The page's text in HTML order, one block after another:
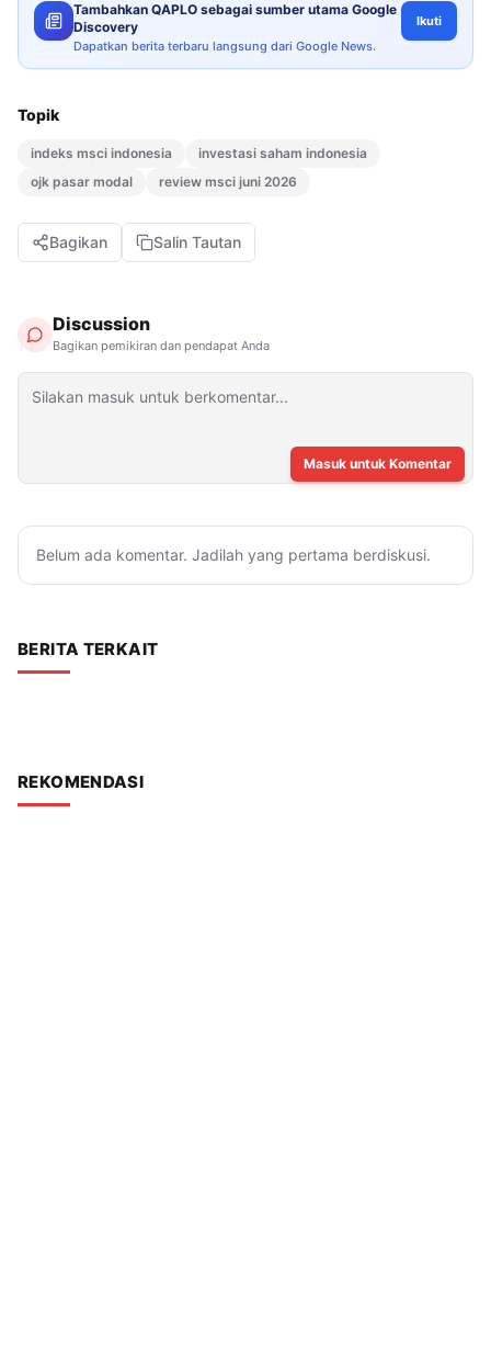
Tambahkan QAPLO sebagai sumber utama Google
Discovery
Dapatkan berita terbaru langsung dari Google News.
Ikuti
Topik
indeks msci indonesia
investasi saham indonesia
ojk pasar modal
review msci juni 2026
Bagikan Salin Tautan
Discussion
Bagikan pemikiran dan pendapat Anda
Masuk untuk Komentar
Belum ada komentar. Jadilah yang pertama berdiskusi.
BERITA TERKAIT
REKOMENDASI